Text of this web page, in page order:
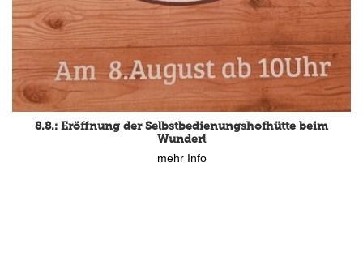
8.8.: Eröffnung der Selbstbedienungshofhütte beim
Wunderl
mehr Info